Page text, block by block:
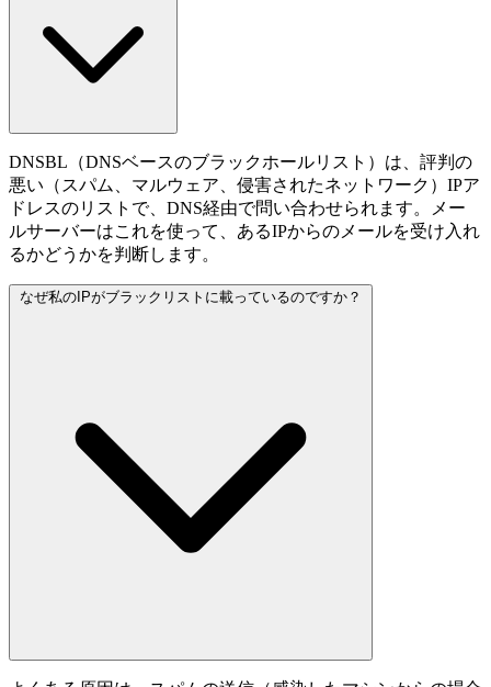
DNSBL（DNSベースのブラックホールリスト）は、評判の
悪い（スパム、マルウェア、侵害されたネットワーク）IPア
ドレスのリストで、DNS経由で問い合わせられます。メー
ルサーバーはこれを使って、あるIPからのメールを受け入れ
るかどうかを判断します。
なぜ私のIPがブラックリストに載っているのですか？